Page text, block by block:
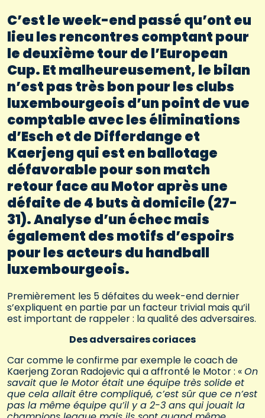
C’est le week-end passé qu’ont eu
lieu les rencontres comptant pour
le deuxième tour de l’European
Cup. Et malheureusement, le bilan
n’est pas très bon pour les clubs
luxembourgeois d’un point de vue
comptable avec les éliminations
d’Esch et de Differdange et
Kaerjeng qui est en ballotage
défavorable pour son match
retour face au Motor après une
défaite de 4 buts à domicile (27-
31). Analyse d’un échec mais
également des motifs d’espoirs
pour les acteurs du handball
luxembourgeois.
Premièrement les 5 défaites du week-end dernier
s’expliquent en partie par un facteur trivial mais qu’il
est important de rappeler : la qualité des adversaires.
Des adversaires coriaces
Car comme le confirme par exemple le coach de
Kaerjeng Zoran Radojevic qui a affronté le Motor : «On
savait que le Motor était une équipe très solide et
que cela allait être compliqué, c’est sûr que ce n’est
pas la même équipe qu’il y a 2-3 ans qui jouait la